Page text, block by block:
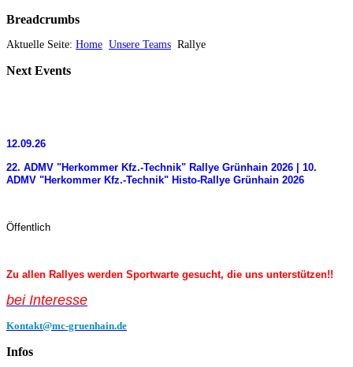
Breadcrumbs
Aktuelle Seite: Home Unsere Teams Rallye
Next Events
12.09.26
22. ADMV "Herkommer Kfz.-Technik" Rallye Grünhain 2026 | 10.
ADMV "Herkommer Kfz.-Technik" Histo-Rallye Grünhain 2026
Öffentlich
Zu allen Rallyes werden Sportwarte gesucht, die uns unterstützen!!
bei Interesse
Kontakt@mc-gruenhain.de
Infos